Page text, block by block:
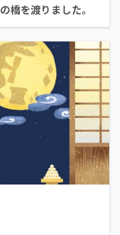
橋を渡りました。